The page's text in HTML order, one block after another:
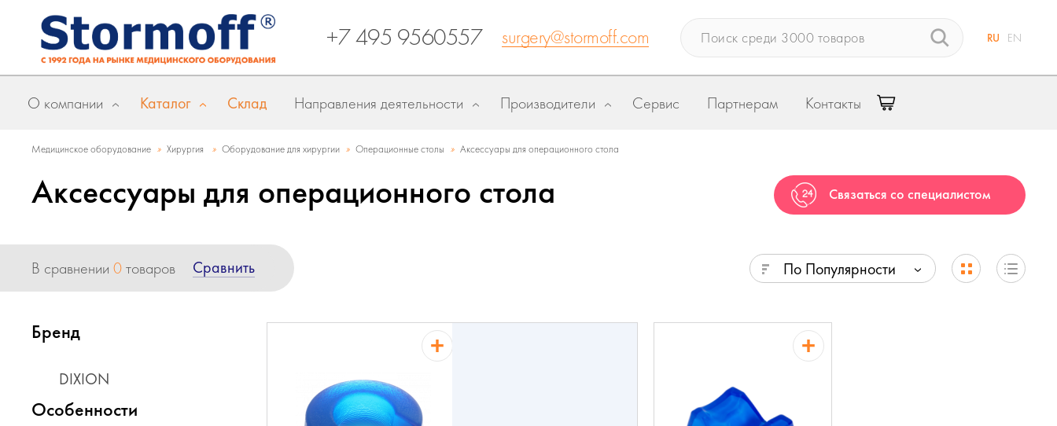
+7 495 9560557 surgery@stormoff.com RU EN
О компании Каталог Склад Направления деятельности Производители Сервис Партнерам Контакты
Медицинское оборудование » Хирургия » Оборудование для хирургии » Операционные столы » Аксессуары для операционного стола
Аксессуары для операционного стола Связаться со специалистом
В сравнении 0товаров Сравнить По Популярности
Бренд
DIXION
Особенности